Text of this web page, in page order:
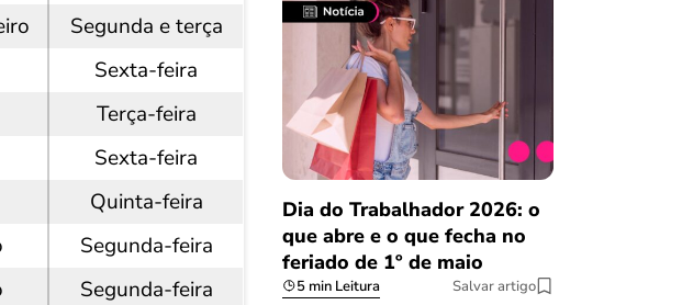
Segunda e terça
Sexta-feira
Terça-feira
Sexta-feira
Quinta-feira
Segunda-feira
Segunda-feira
Dia do Trabalhador 2026: o
que abre e o que fecha no
feriado de 1º de maio
5 min Leitura Salvar artigo